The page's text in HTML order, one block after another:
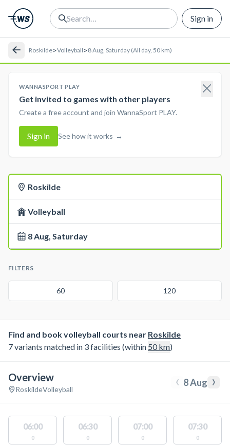
Sign in
Roskilde>Volleyball >8 Aug, Saturday (All day, 50 km)
WANNASPORT PLAY
Get invited to games with other players
Create a free account and join WannaSport PLAY.
Sign in See how it works →
Roskilde
Volleyball
8 Aug, Saturday
FILTERS
60 120
Find and book volleyball courts near Roskilde
7 variants matched in 3 facilities (within 50km)
Overview
RoskildeVolleyball ‹ 8 Aug ›
06:00
0
06:30
0
07:00
0
07:30
0